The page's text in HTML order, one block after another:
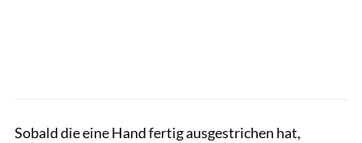
Sobald die eine Hand fertig ausgestrichen hat,